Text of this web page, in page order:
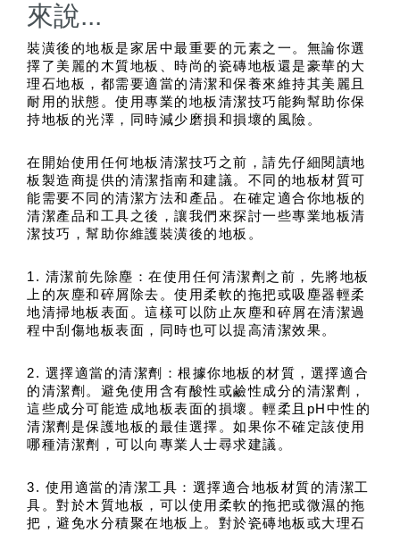
來說...
裝潢後的地板是家居中最重要的元素之一。無論你選
擇了美麗的木質地板、時尚的瓷磚地板還是豪華的大
理石地板，都需要適當的清潔和保養來維持其美麗且
耐用的狀態。使用專業的地板清潔技巧能夠幫助你保
持地板的光澤，同時減少磨損和損壞的風險。
在開始使用任何地板清潔技巧之前，請先仔細閱讀地
板製造商提供的清潔指南和建議。不同的地板材質可
能需要不同的清潔方法和產品。在確定適合你地板的
清潔產品和工具之後，讓我們來探討一些專業地板清
潔技巧，幫助你維護裝潢後的地板。
1. 清潔前先除塵：在使用任何清潔劑之前，先將地板
上的灰塵和碎屑除去。使用柔軟的拖把或吸塵器輕柔
地清掃地板表面。這樣可以防止灰塵和碎屑在清潔過
程中刮傷地板表面，同時也可以提高清潔效果。
2. 選擇適當的清潔劑：根據你地板的材質，選擇適合
的清潔劑。避免使用含有酸性或鹼性成分的清潔劑，
這些成分可能造成地板表面的損壞。輕柔且pH中性的
清潔劑是保護地板的最佳選擇。如果你不確定該使用
哪種清潔劑，可以向專業人士尋求建議。
3. 使用適當的清潔工具：選擇適合地板材質的清潔工
具。對於木質地板，可以使用柔軟的拖把或微濕的拖
把，避免水分積聚在地板上。對於瓷磚地板或大理石